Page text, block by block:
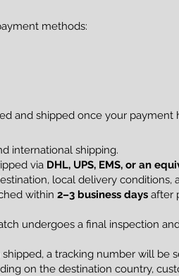
methods:
and shipped once your payment
international shipping.
via DHL, UPS, EMS, or an
local delivery conditions,
within 2–3 business days after
undergoes a final inspection
a tracking number will be
on the destination country,